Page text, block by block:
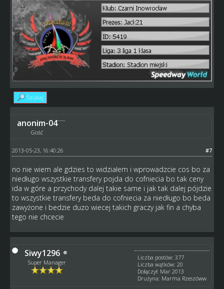
Szukaj
anonim-04
Gość
#7
2013-05-23, 16:40:26
no nie wiem ale gdzies to widziałem i wprowadzcie cos bo za
niedługo wszystkie transfery pojda do cofniecia bo tak ceny
ida w góre a przychody dalej takie same i jak tak dalej pójdzie
to wszystkie transfery beda do cofniecia za niedługo bo beda
zawyżone i bedzie duzo wiecej takich graczy jak fin a chyba
tego nie chcecie
Siwy1296
Super Manager
Liczba postów: 377
Liczba wątków: 20
Dołączył: Mar 2013
Drużyna: Marma Rzeszóww